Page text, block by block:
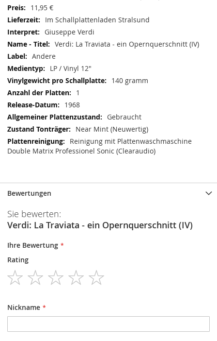
11,95 €
Im Schallplattenladen Stralsund
Giuseppe Verdi
Verdi: La Traviata - ein Opernquerschnitt (IV)
Andere
LP / Vinyl 12"
140 gramm
1
1968
Gebraucht
Near Mint (Neuwertig)
Reinigung mit Plattenwaschmaschine
Double Matrix Professionel Sonic (Clearaudio)
Bewertungen
Sie bewerten:
Verdi: La Traviata - ein Opernquerschnitt (IV)
Ihre Bewertung
Rating
1
star
2
stars
3
stars
4
stars
Nickname